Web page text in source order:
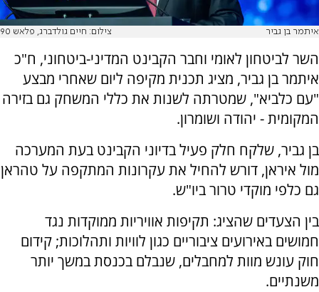
איתמר בן גביר צילום: חיים גולדברג, פלאש 90
השר לביטחון לאומי וחבר הקבינט המדיני-ביטחוני, ח"כ
איתמר בן גביר, מציג תכנית מקיפה ליום שאחרי מבצע
"עם כלביא", שמטרתה לשנות את כללי המשחק גם בזירה
המקומית - יהודה ושומרון.
בן גביר, שלקח חלק פעיל בדיוני הקבינט בעת המערכה
מול איראן, דורש להחיל את עקרונות המתקפה על טהראן
גם כלפי מוקדי טרור ביו"ש.
בין הצעדים שהציג: תקיפות אוויריות ממוקדות נגד
חמושים באירועים ציבוריים כגון לוויות ותהלוכות; קידום
חוק עונש מוות למחבלים, שנבלם בכנסת במשך יותר
משנתיים.